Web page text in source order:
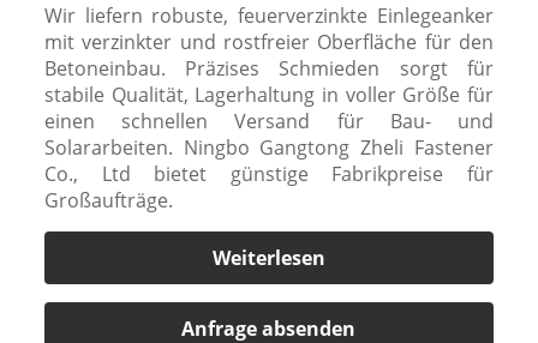
Wir liefern robuste, feuerverzinkte Einlegeanker
mit verzinkter und rostfreier Oberfläche für den
Betoneinbau. Präzises Schmieden sorgt für
stabile Qualität, Lagerhaltung in voller Größe für
einen schnellen Versand für Bau- und
Solararbeiten. Ningbo Gangtong Zheli Fastener
Co., Ltd bietet günstige Fabrikpreise für
Großaufträge.
Weiterlesen
Anfrage absenden